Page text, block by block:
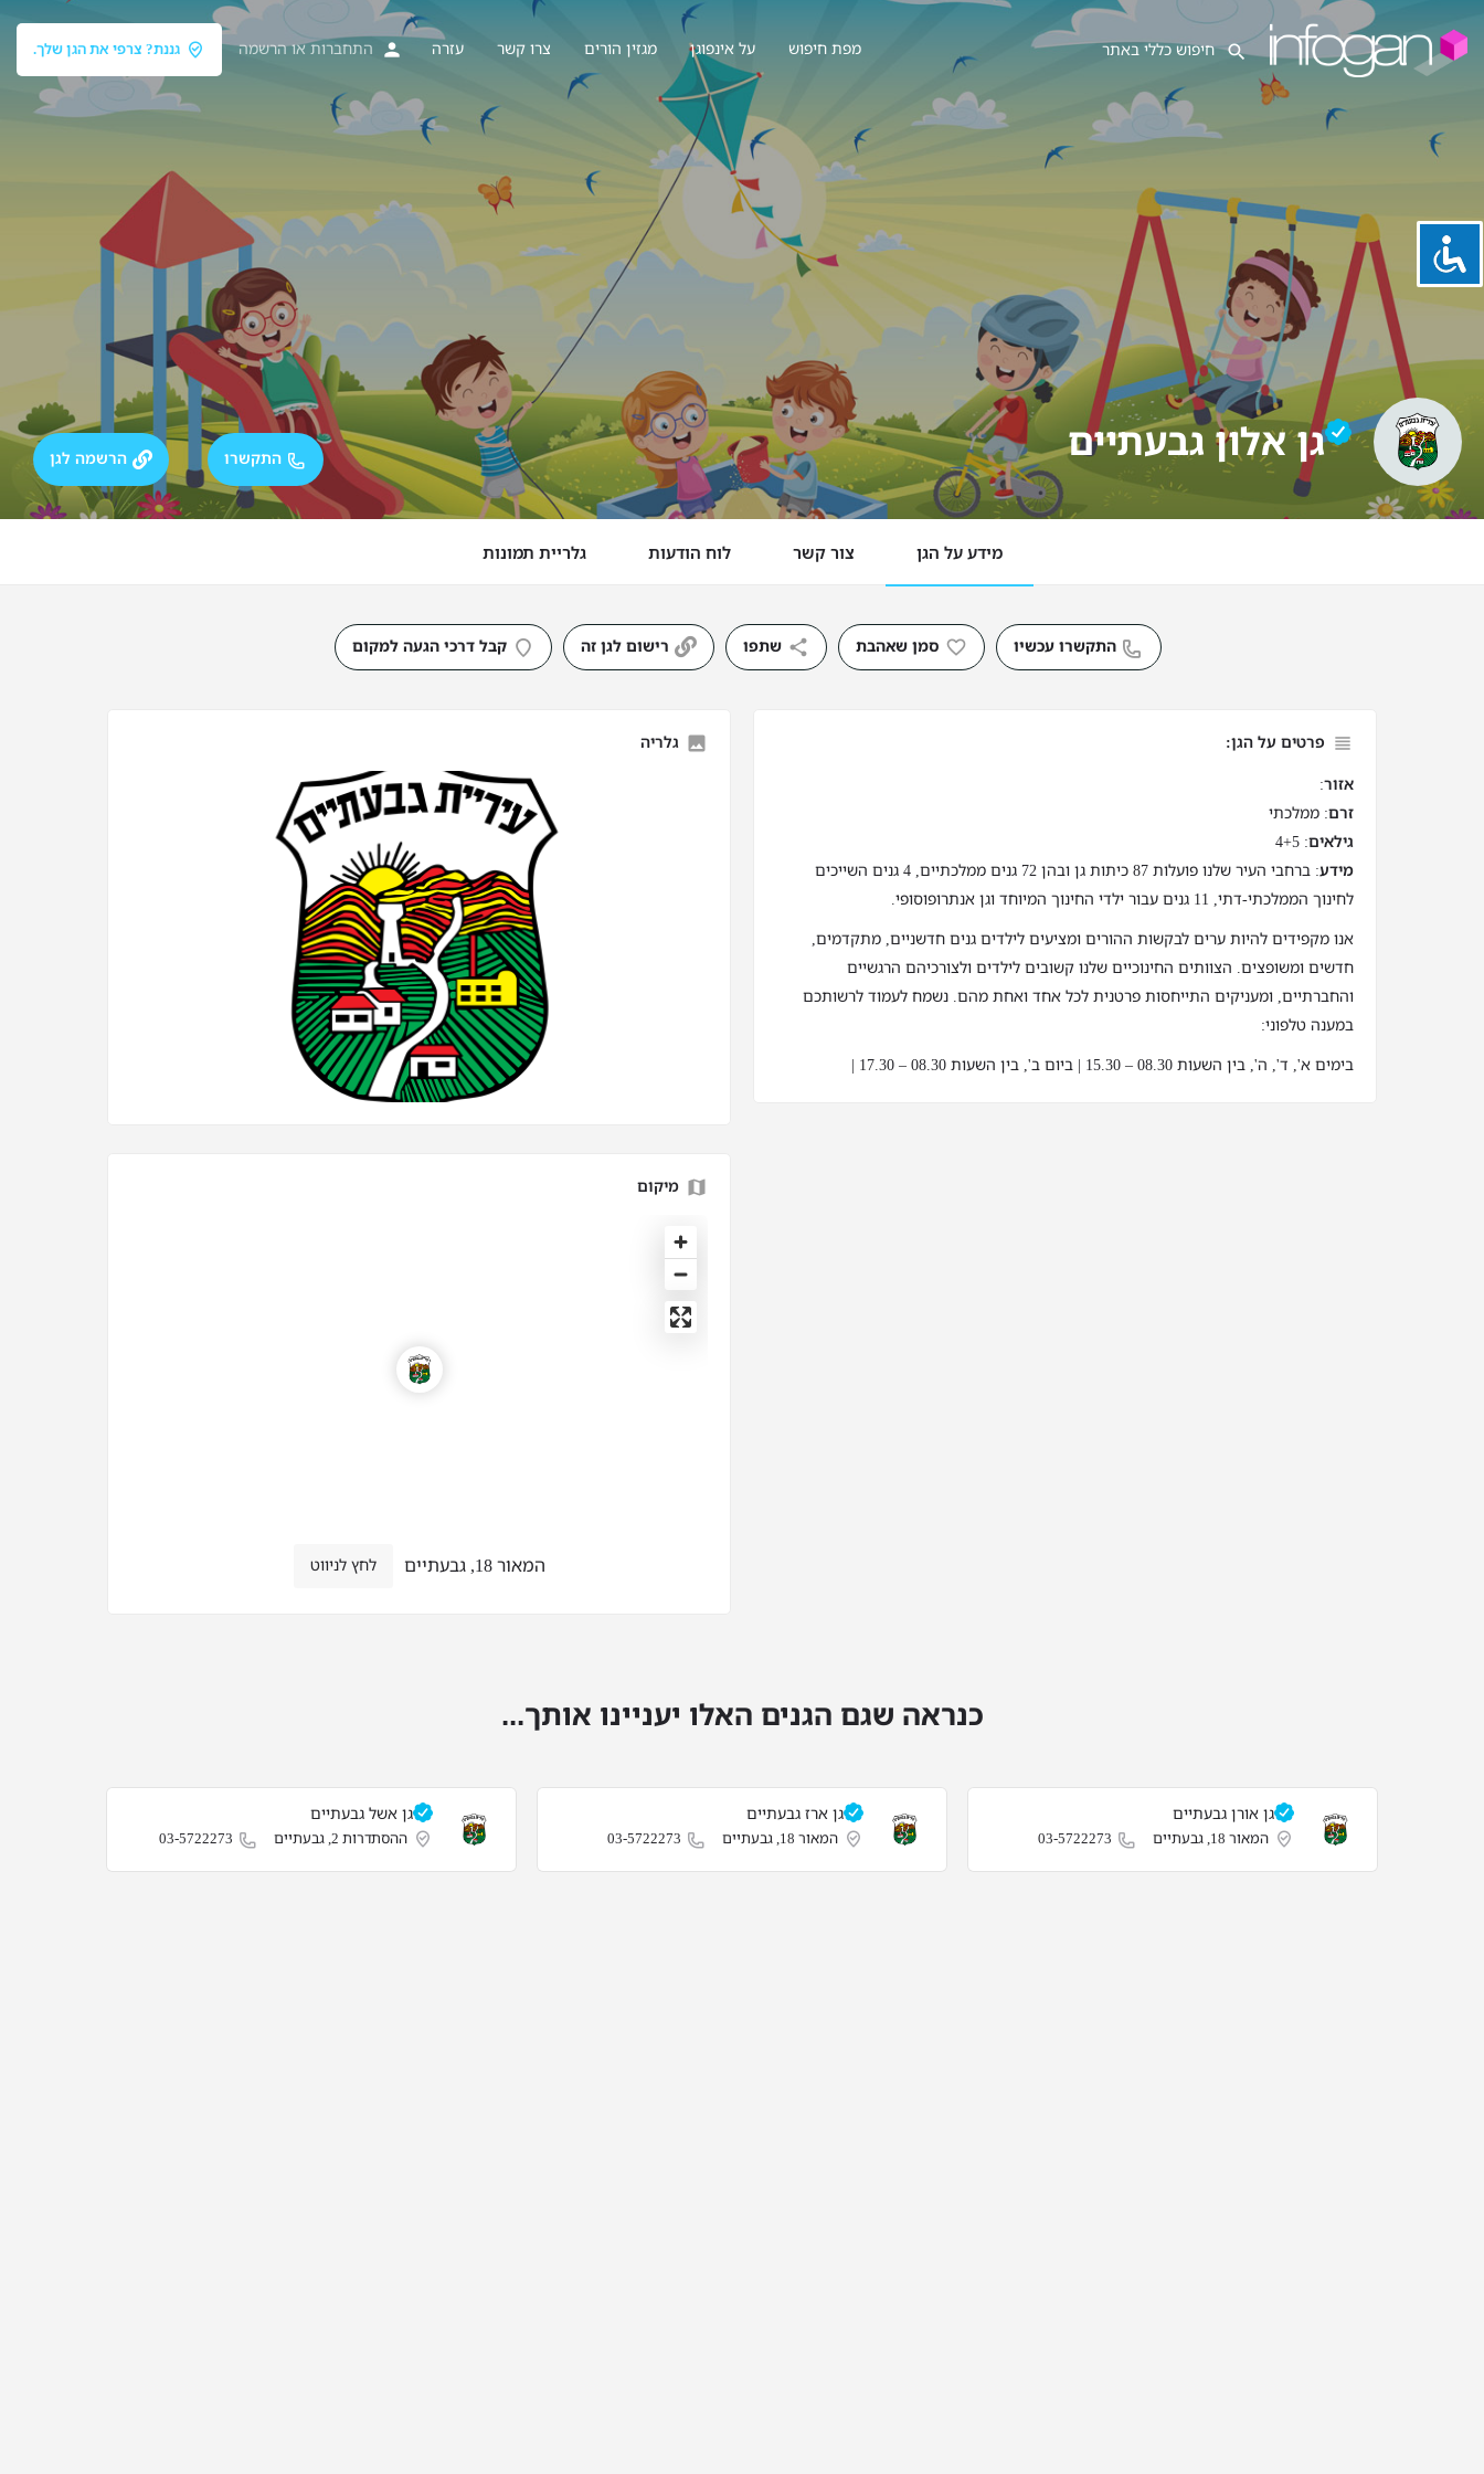
מפת חיפוש על אינפוגן מגזין הורים צרו קשר עזרה התחברות או הרשמה גננת? צרפי את הגן שלך.
גן אלון‎ גבעתיים‎ התקשרו הרשמה לגן
מידע על הגן צור קשר לוח הודעות גלריית תמונות
התקשרו עכשיו סמן שאהבת שתפו רישום לגן זה קבל דרכי הגעה למקום
פרטים על הגן:
אזור:
זרם: ממלכתי
גילאים: 4+5
מידע
: ברחבי העיר שלנו פועלות 87 כיתות גן ובהן 72 גנים ממלכתיים, 4 גנים השייכים
לחינוך הממלכתי-דתי, 11 גנים עבור ילדי החינוך המיוחד וגן אנתרופוסופי.
אנו מקפידים להיות ערים לבקשות ההורים ומציעים לילדים גנים חדשניים, מתקדמים,
חדשים ומשופצים. הצוותים החינוכיים שלנו קשובים לילדים ולצורכיהם הרגשיים
והחברתיים, ומעניקים התייחסות פרטנית לכל אחד ואחת מהם. נשמח לעמוד לרשותכם
במענה טלפוני:
בימים א', ד', ה', בין השעות 08.30 – 15.30 | ביום ב', בין השעות 08.30 – 17.30 |
גלריה
מיקום
המאור 18, גבעתיים‎ לחץ לניווט
כנראה שגם הגנים האלו יעניינו אותך...
גן אורן‎ גבעתיים‎
המאור 18, גבעתיים‎ 03-5722273
גן ארז‎ גבעתיים‎
המאור 18, גבעתיים‎ 03-5722273
גן אשל‎ גבעתיים‎
ההסתדרות 2, גבעתיים‎ 03-5722273